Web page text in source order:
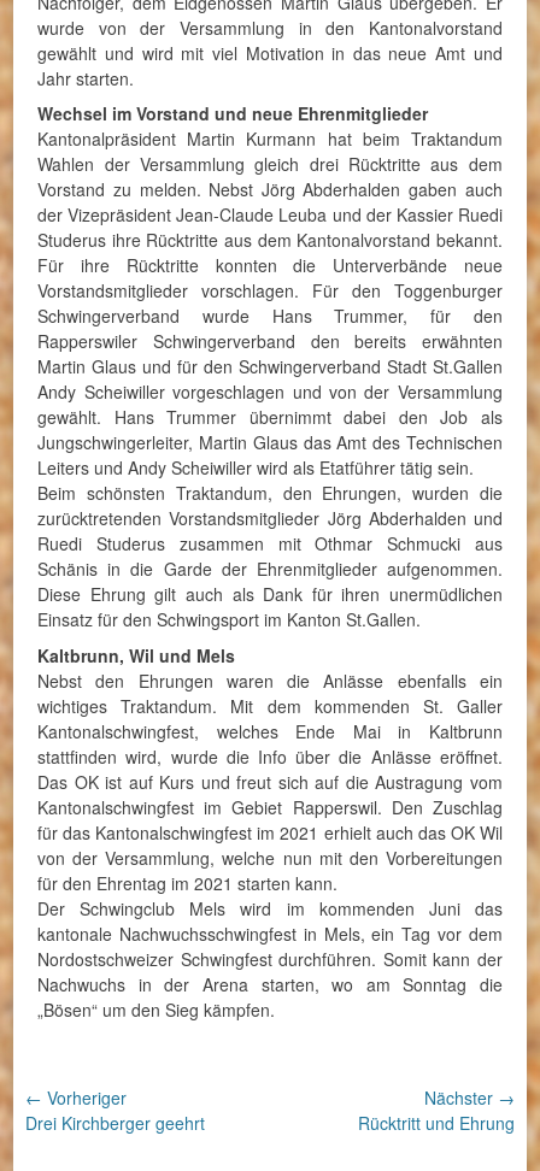
wurde von der Versammlung in den Kantonalvorstand
gewählt und wird mit viel Motivation in das neue Amt und
Jahr starten.
Wechsel im Vorstand und neue Ehrenmitglieder
Kantonalpräsident Martin Kurmann hat beim Traktandum
Wahlen der Versammlung gleich drei Rücktritte aus dem
Vorstand zu melden. Nebst Jörg Abderhalden gaben auch
der Vizepräsident Jean-Claude Leuba und der Kassier Ruedi
Studerus ihre Rücktritte aus dem Kantonalvorstand bekannt.
Für ihre Rücktritte konnten die Unterverbände neue
Vorstandsmitglieder vorschlagen. Für den Toggenburger
Schwingerverband wurde Hans Trummer, für den
Rapperswiler Schwingerverband den bereits erwähnten
Martin Glaus und für den Schwingerverband Stadt St.Gallen
Andy Scheiwiller vorgeschlagen und von der Versammlung
gewählt. Hans Trummer übernimmt dabei den Job als
Jungschwingerleiter, Martin Glaus das Amt des Technischen
Leiters und Andy Scheiwiller wird als Etatführer tätig sein.
Beim schönsten Traktandum, den Ehrungen, wurden die
zurücktretenden Vorstandsmitglieder Jörg Abderhalden und
Ruedi Studerus zusammen mit Othmar Schmucki aus
Schänis in die Garde der Ehrenmitglieder aufgenommen.
Diese Ehrung gilt auch als Dank für ihren unermüdlichen
Einsatz für den Schwingsport im Kanton St.Gallen.
Kaltbrunn, Wil und Mels
Nebst den Ehrungen waren die Anlässe ebenfalls ein
wichtiges Traktandum. Mit dem kommenden St. Galler
Kantonalschwingfest, welches Ende Mai in Kaltbrunn
stattfinden wird, wurde die Info über die Anlässe eröffnet.
Das OK ist auf Kurs und freut sich auf die Austragung vom
Kantonalschwingfest im Gebiet Rapperswil. Den Zuschlag
für das Kantonalschwingfest im 2021 erhielt auch das OK Wil
von der Versammlung, welche nun mit den Vorbereitungen
für den Ehrentag im 2021 starten kann.
Der Schwingclub Mels wird im kommenden Juni das
kantonale Nachwuchsschwingfest in Mels, ein Tag vor dem
Nordostschweizer Schwingfest durchführen. Somit kann der
Nachwuchs in der Arena starten, wo am Sonntag die
„Bösen“ um den Sieg kämpfen.
Beitragsnavigation
← Vorheriger
Vorheriger
Drei Kirchberger geehrt
Nächster →
Rücktritt und Ehrung